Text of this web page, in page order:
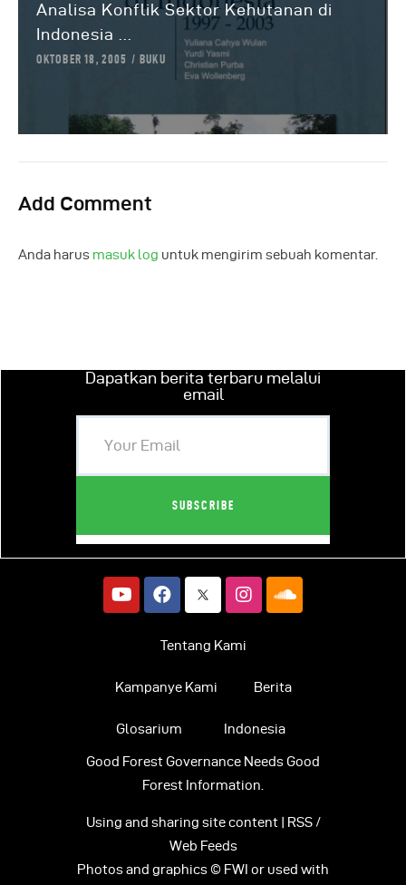
Analisa Konflik Sektor Kehutanan di
Indonesia ...
OKTOBER 18, 2005 BUKU
Add Comment
Anda harus masuk log untuk mengirim sebuah komentar.
Dapatkan berita terbaru melalui
email
Tentang Kami
Kampanye Kami Berita
Glosarium Indonesia
Good Forest Governance Needs Good
Forest Information.
Using and sharing site content | RSS /
Web Feeds
Photos and graphics © FWI or used with